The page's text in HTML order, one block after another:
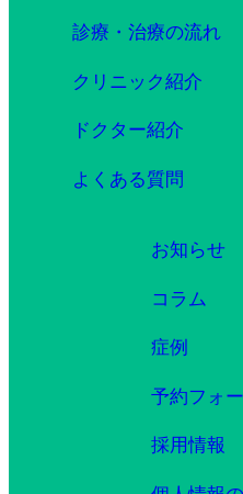
診療・治療の流れ
クリニック紹介
ドクター紹介
よくある質問
お知らせ
コラム
症例
予約フォ
採用情報